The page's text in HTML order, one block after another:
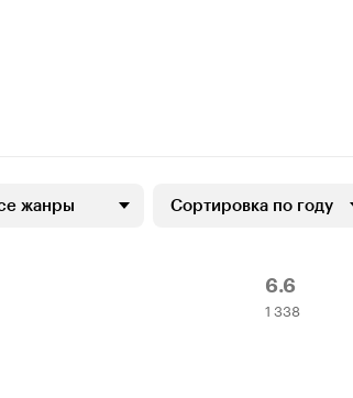
жанры Сортировка по году
Рейтинг
Кинопоиска
6.6
1
338
1 338